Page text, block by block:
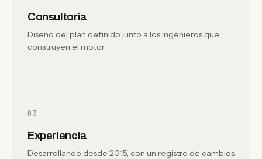
Consultoria
Diseno del plan definido junto a los ingenieros que
construyen el motor.
03
Experiencia
Desarrollando desde 2015, con un registro de cambios